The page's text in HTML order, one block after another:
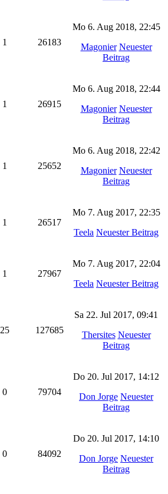
1 26183
Mo 6. Aug 2018, 22:45
Magonier Neuester
Beitrag
1 26915
Mo 6. Aug 2018, 22:44
Magonier Neuester
Beitrag
1 25652
Mo 6. Aug 2018, 22:42
Magonier Neuester
Beitrag
1 26517
Mo 7. Aug 2017, 22:35
Teela Neuester Beitrag
1 27967
Mo 7. Aug 2017, 22:04
Teela Neuester Beitrag
25 127685
Sa 22. Jul 2017, 09:41
Thersites Neuester
Beitrag
0 79704
Do 20. Jul 2017, 14:12
Don Jorge Neuester
Beitrag
0 84092
Do 20. Jul 2017, 14:10
Don Jorge Neuester
Beitrag